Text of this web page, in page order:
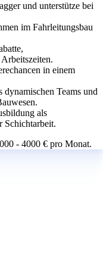
und unterstütze bei
im Fahrleitungsbau
in einem
dynamischen Teams und
als
Schichtarbeit.
- 4000 € pro Monat.